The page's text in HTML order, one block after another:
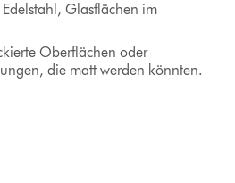
Edelstahl, Glasflächen im
Oberflächen oder
die matt werden könnten.